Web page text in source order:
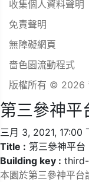
收集個人資料聲明
免責聲明
無障礙網頁
嗇色園流動程式
版權所有 © 2026
第三參神平
三月 3, 2021, 17:00
Title : 第三參神平台
Building key :
本園於第三參神平台